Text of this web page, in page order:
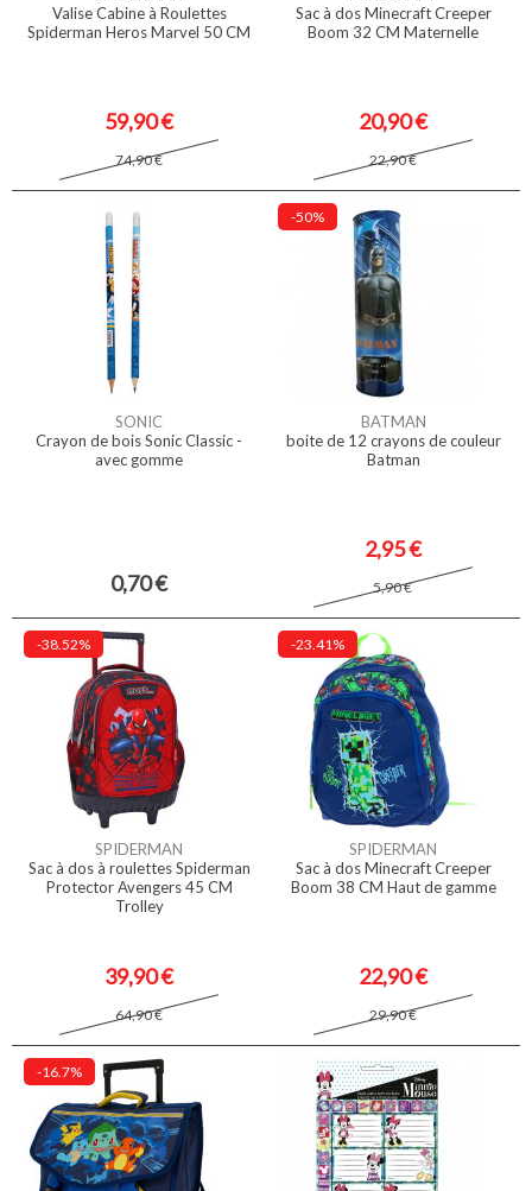
Valise Cabine à Roulettes
Spiderman Heros Marvel 50 CM
59,90 €
74,90 €
Sac à dos Minecraft Creeper
Boom 32 CM Maternelle
20,90 €
22,90 €
SONIC
Crayon de bois Sonic Classic -
avec gomme
0,70 €
-50%
BATMAN
boite de 12 crayons de couleur
Batman
2,95 €
5,90 €
-38.52%
SPIDERMAN
Sac à dos à roulettes Spiderman
Protector Avengers 45 CM
Trolley
39,90 €
64,90 €
-23.41%
SPIDERMAN
Sac à dos Minecraft Creeper
Boom 38 CM Haut de gamme
22,90 €
29,90 €
-16.7%